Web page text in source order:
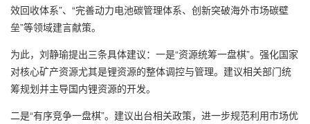
效回收体系”、“完善动力电池碳管理体系、创新突破海外市场碳壁
垒”等领域建言献策。
为此，刘静瑜提出三条具体建议：一是“资源统筹一盘棋”。强化国家
对核心矿产资源尤其是锂资源的整体调控与管理。建议相关部门统
筹规划并主导国内锂资源的开发。
二是“有序竞争一盘棋”。建议出台相关政策，进一步规范利用市场优